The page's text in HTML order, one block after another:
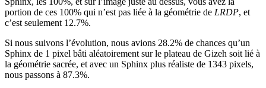
portion de ces 100% qui n’est pas liée à la géométrie de LRDP, et
c’est seulement 12.7%.
Si nous suivons l’évolution, nous avions 28.2% de chances qu’un
Sphinx de 1 pixel bâti aléatoirement sur le plateau de Gizeh soit lié à
la géométrie sacrée, et avec un Sphinx plus réaliste de 1343 pixels,
nous passons à 87.3%.